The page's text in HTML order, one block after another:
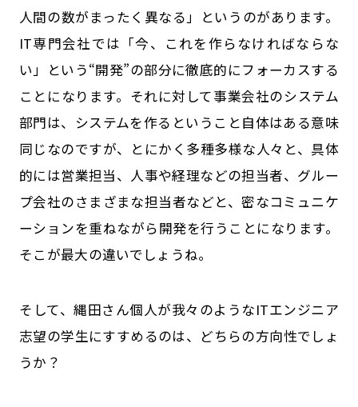
人間の数がまったく異なる」というのがあります。
IT専門会社では「今、これを作らなければならな
い」という“開発”の部分に徹底的にフォーカスする
ことになります。それに対して事業会社のシステム
部門は、システムを作るということ自体はある意味
同じなのですが、とにかく多種多様な人々と、具体
的には営業担当、人事や経理などの担当者、グルー
プ会社のさまざまな担当者などと、密なコミュニケ
ーションを重ねながら開発を行うことになります。
そこが最大の違いでしょうね。
――そして、縄田さん個人が我々のようなITエンジニア
志望の学生にすすめるのは、どちらの方向性でしょ
うか？